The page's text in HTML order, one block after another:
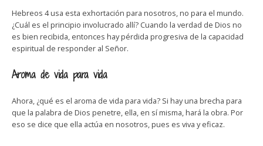
Hebreos 4 usa esta exhortación para nosotros, no para el mundo.
¿Cuál es el principio involucrado allí? Cuando la verdad de Dios no
es bien recibida, entonces hay pérdida progresiva de la capacidad
espiritual de responder al Señor.
Aroma de vida para vida
Ahora, ¿qué es el aroma de vida para vida? Si hay una brecha para
que la palabra de Dios penetre, ella, en sí misma, hará la obra. Por
eso se dice que ella actúa en nosotros, pues es viva y eficaz.